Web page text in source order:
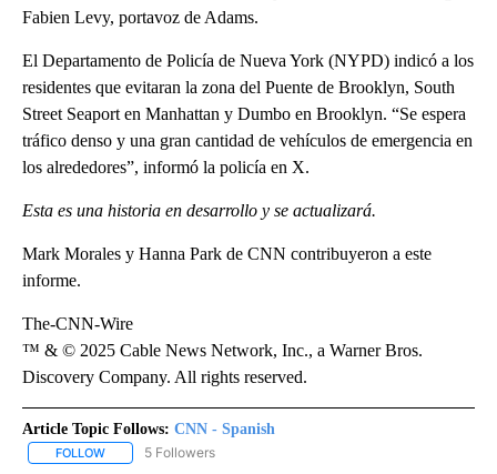
Fabien Levy, portavoz de Adams.
El Departamento de Policía de Nueva York (NYPD) indicó a los
residentes que evitaran la zona del Puente de Brooklyn, South
Street Seaport en Manhattan y Dumbo en Brooklyn. “Se espera
tráfico denso y una gran cantidad de vehículos de emergencia en
los alrededores”, informó la policía en X.
Esta es una historia en desarrollo y se actualizará.
Mark Morales y Hanna Park de CNN contribuyeron a este
informe.
The-CNN-Wire
™ & © 2025 Cable News Network, Inc., a Warner Bros.
Discovery Company. All rights reserved.
Article Topic Follows: CNN - Spanish
FOLLOW FOLLOW "CNN - SPANISH" TO RECEIVE NOTIFICATIONS ABOUT
5 Followers